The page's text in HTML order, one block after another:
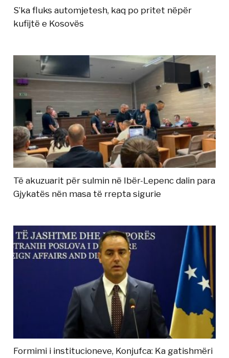
S’ka fluks automjetesh, kaq po pritet nëpër
kufijtë e Kosovës
Të akuzuarit për sulmin në Ibër-Lepenc dalin para
Gjykatës nën masa të rrepta sigurie
Formimi i institucioneve, Konjufca: Ka gatishmëri